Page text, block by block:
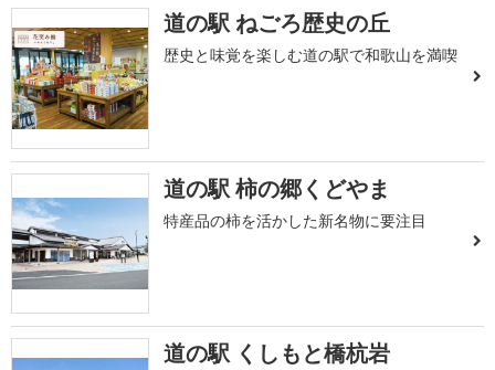
道の駅 ねごろ歴史の丘
歴史と味覚を楽しむ道の駅で和歌山を満喫
道の駅 柿の郷くどやま
特産品の柿を活かした新名物に要注目
道の駅 くしもと橋杭岩